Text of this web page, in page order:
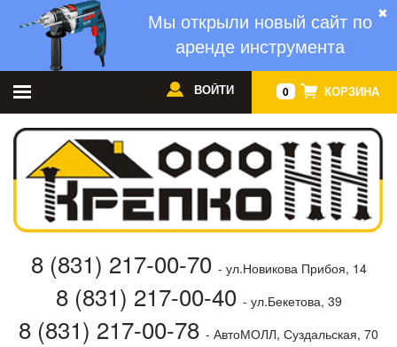
✖
Мы открыли новый сайт по
аренде инструмента
0 КОРЗИНА
ВОЙТИ
8 (831) 217-00-70 - ул.Новикова Прибоя, 14
8 (831) 217-00-40 - ул.Бекетова, 39
8 (831) 217-00-78 - АвтоМОЛЛ, Суздальская, 70